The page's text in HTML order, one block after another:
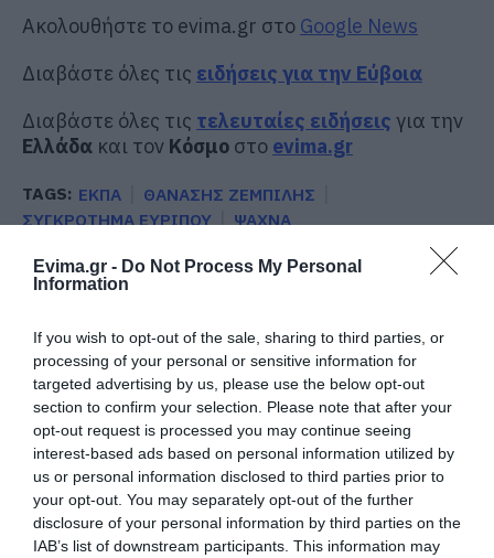
Evima.gr - Do Not Process My Personal
Information
If you wish to opt-out of the sale, sharing to third parties, or
processing of your personal or sensitive information for
targeted advertising by us, please use the below opt-out
section to confirm your selection. Please note that after your
opt-out request is processed you may continue seeing
interest-based ads based on personal information utilized by
us or personal information disclosed to third parties prior to
your opt-out. You may separately opt-out of the further
disclosure of your personal information by third parties on the
IAB’s list of downstream participants. This information may
Ακολουθήστε το evima.gr στο Google News
Διαβάστε όλες τις ειδήσεις για την Εύβοια
Διαβάστε όλες τις τελευταίες ειδήσεις για την
Ελλάδα και τον Κόσμο στο evima.gr
TAGS: ΕΚΠΑ
ΘΑΝΑΣΗΣ ΖΕΜΠΙΛΗΣ
ΣΥΓΚΡΟΤΗΜΑ ΕΥΡΙΠΟΥ
ΨΑΧΝΑ
ΡΟΗ ΕΙΔΗΣΕΩΝ
Δείτε τι ανακοινώθηκε σήμερα
10.08.2026 | 13:20
Πού θα γίνει το επόμενο πανηγύρι
στην Εύβοια με τη Μαρία Νομικού
10.08.2026 | 13:00
e-ΕΦΚΑ και ΔΥΠΑ: Ποιοι θα